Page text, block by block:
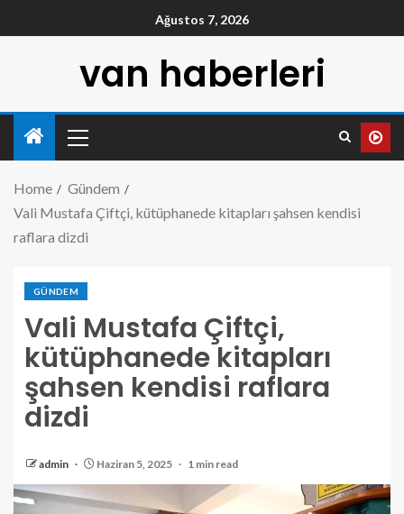
Ağustos 7, 2026
van haberleri
Home
Gündem
Vali Mustafa Çiftçi, kütüphanede kitapları şahsen kendisi
raflara dizdi
GÜNDEM
Vali Mustafa Çiftçi,
kütüphanede kitapları
şahsen kendisi raflara
dizdi
admin Haziran 5, 2025 1 min read